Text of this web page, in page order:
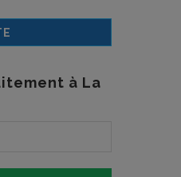
à La